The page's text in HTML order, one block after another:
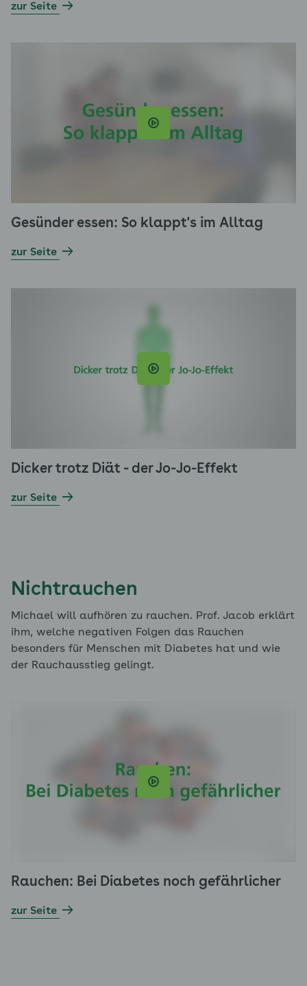
zur Seite
Gesünder essen: So klappt's im Alltag
zur Seite
Dicker trotz Diät - der Jo-Jo-Effekt
zur Seite
Nichtrauchen
Michael will aufhören zu rauchen. Prof. Jacob erklärt
ihm, welche negativen Folgen das Rauchen
besonders für Menschen mit Diabetes hat und wie
der Rauchausstieg gelingt.
Rauchen: Bei Diabetes noch gefährlicher
zur Seite